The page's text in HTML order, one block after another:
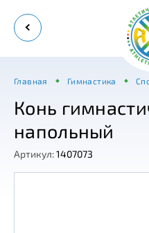
Главная Гимнастика
Артикул:1407073
Конь
напольный